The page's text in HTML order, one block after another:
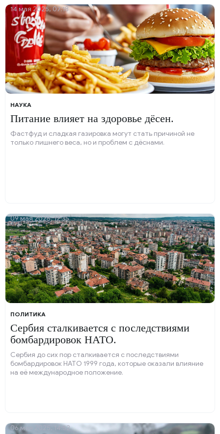
НАУКА
Питание влияет на здоровье дёсен.
Фастфуд и сладкая газировка могут стать причиной не
только лишнего веса, но и проблем с дёснами.
14 мая 2025, 07:18
ПОЛИТИКА
Сербия сталкивается с последствиями
бомбардировок НАТО.
Сербия до сих пор сталкивается с последствиями
бомбардировок НАТО 1999 года, которые оказали влияние
на её международное положение.
09 мая 2025, 12:35
06 мая 2025, 14:52